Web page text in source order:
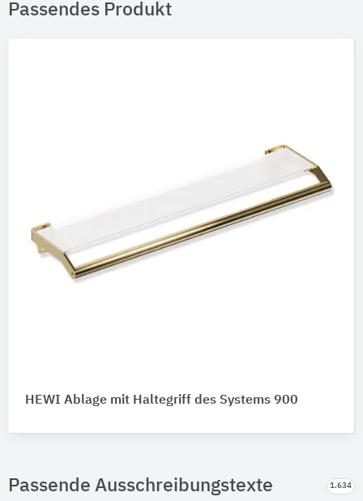
Passendes Produkt
HEWI Ablage mit Haltegriff des Systems 900
Passende Ausschreibungstexte 1.634